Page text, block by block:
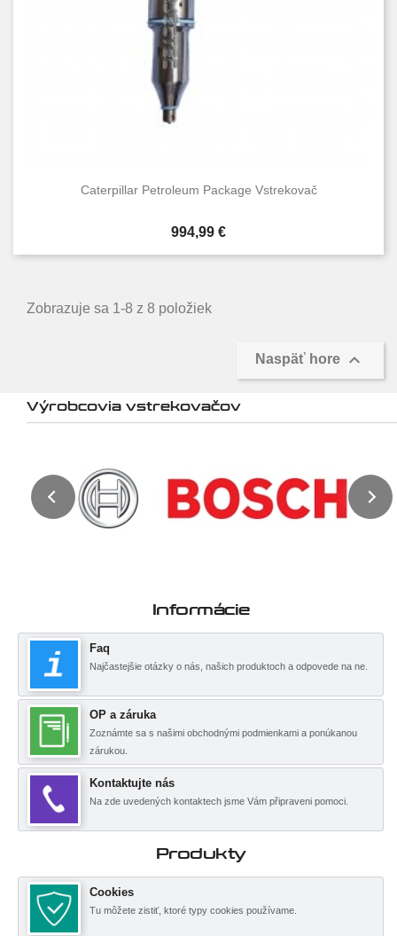
Caterpillar Petroleum Package Vstrekovač
Cena
994,99 €
Zobrazuje sa 1-8 z 8 položiek
Naspäť hore 
Výrobcovia vstrekovačov
Informácie
Faq
Najčastejšie otázky o nás, našich produktoch a odpovede na ne.
OP a záruka
Zoznámte sa s našimi obchodnými podmienkami a ponúkanou
zárukou.
Kontaktujte nás
Na zde uvedených kontaktech jsme Vám připraveni pomoci.
Produkty
Cookies
Tu môžete zistiť, ktoré typy cookies používame.